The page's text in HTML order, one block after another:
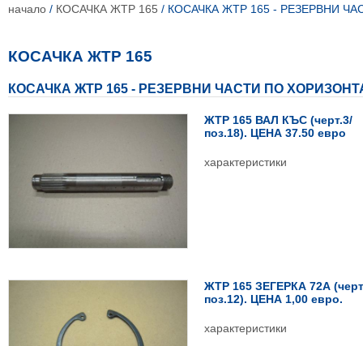
начало / КОСАЧКА ЖТР 165 / КОСАЧКА ЖТР 165 - РЕЗЕРВНИ
КОСАЧКА ЖТР 165
КОСАЧКА ЖТР 165 - РЕЗЕРВНИ ЧАСТИ ПО
ЖТР 165 ВАЛ КЪС (черт.3/
поз.18). ЦЕНА 37.50 евро
характеристики
ЖТР 165 ЗЕГЕРКА 72А
поз.12). ЦЕНА 1,00 евро.
характеристики